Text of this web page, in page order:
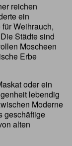
reichen
ein
Weihrauch,
Städte sind
Moscheen
Erbe
oder ein
lebendig
Moderne
geschäftige
alten